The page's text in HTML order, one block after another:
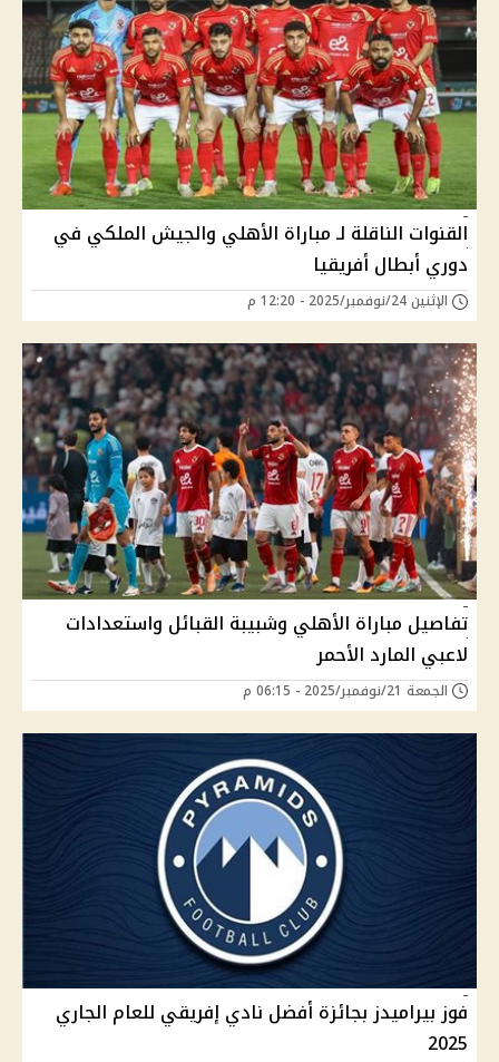
القنوات الناقلة لـ مباراة الأهلي والجيش الملكي في
دوري أبطال أفريقيا
الإثنين 24/نوفمبر/2025 - 12:20 م
تفاصيل مباراة الأهلي وشبيبة القبائل واستعدادات
لاعبي المارد الأحمر
الجمعة 21/نوفمبر/2025 - 06:15 م
فوز بيراميدز بجائزة أفضل نادي إفريقي للعام الجاري
2025